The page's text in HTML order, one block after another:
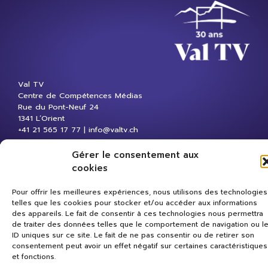
Gérer le consentement aux
cookies
Pour offrir les meilleures expériences, nous utilisons des technologies
telles que les cookies pour stocker et/ou accéder aux informations
des appareils. Le fait de consentir à ces technologies nous permettra
de traiter des données telles que le comportement de navigation ou
ID uniques sur ce site. Le fait de ne pas consentir ou de retirer son
consentement peut avoir un effet négatif sur certaines caractéristiques
et fonctions.
Val TV
Centre de Compétences Médias
Rue du Pont-Neuf 24
1341 L’Orient
+41 21 565 17 77 | info@valtv.ch
© 2026Val TV.Tous droits réservés.